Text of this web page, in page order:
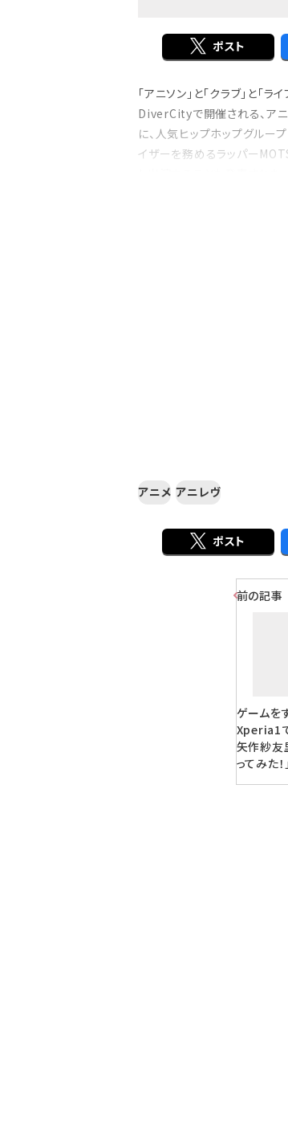
ポスト
「アニソン」と「クラブ」と「
DiverCityで開催される、ア
に、人気ヒップホップグルー
イザーを務めるラッパー
アニメ アニレヴ
ポスト
前の記事
ゲームを
Xperia1
矢作紗友
ってみた！」
【インタビュー】本仮屋ユイ